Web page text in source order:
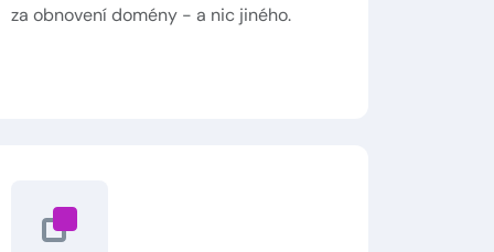
za obnovení domény - a nic jiného.